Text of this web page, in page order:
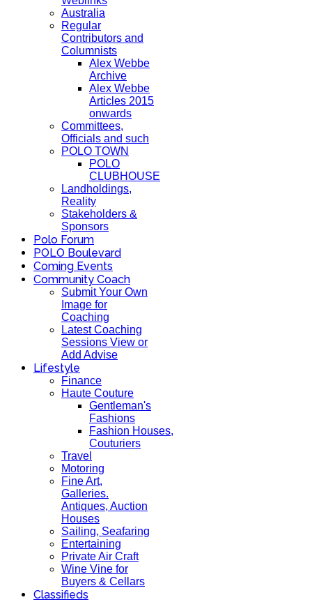
Australia
Regular
Contributors and
Columnists
Alex Webbe
Archive
Alex Webbe
Articles 2015
onwards
Committees,
Officials and such
POLO TOWN
POLO
CLUBHOUSE
Landholdings,
Reality
Stakeholders &
Sponsors
Polo Forum
POLO Boulevard
Coming Events
Community Coach
Submit Your Own
Image for
Coaching
Latest Coaching
Sessions View or
Add Advise
Lifestyle
Finance
Haute Couture
Gentleman's
Fashions
Fashion Houses,
Couturiers
Travel
Motoring
Fine Art,
Galleries.
Antiques, Auction
Houses
Sailing, Seafaring
Entertaining
Private Air Craft
Wine Vine for
Buyers & Cellars
Classifieds